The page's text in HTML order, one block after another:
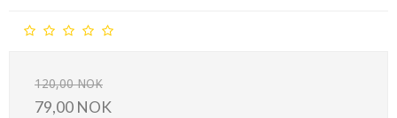
120,00 NOK
79,00 NOK